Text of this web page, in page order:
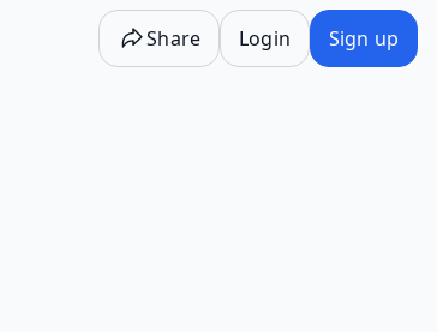
Share Login Sign up
this element will cause content on the